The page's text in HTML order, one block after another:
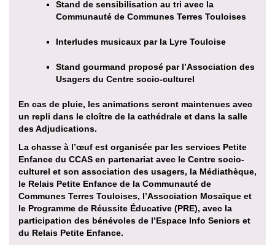
Stand de sensibilisation au tri avec la
Communauté de Communes Terres Touloises
Interludes musicaux par la Lyre Touloise
Stand gourmand proposé par l’Association des
Usagers du Centre socio-culturel
En cas de pluie, les animations seront maintenues avec
un repli dans le cloître de la cathédrale et dans la salle
des Adjudications.
La chasse à l’œuf est organisée par les services Petite
Enfance du CCAS en partenariat avec le Centre socio-
culturel et son association des usagers, la Médiathèque,
le Relais Petite Enfance de la Communauté de
Communes Terres Touloises, l’Association Mosaïque et
le Programme de Réussite Éducative (PRE), avec la
participation des bénévoles de l’Espace Info Seniors et
du Relais Petite Enfance.